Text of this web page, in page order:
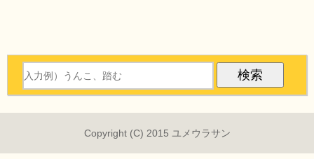
Copyright (C) 2015 ユメウラサン